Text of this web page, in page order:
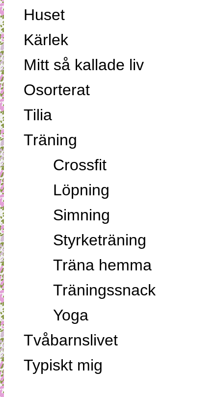
Huset
Kärlek
Mitt så kallade liv
Osorterat
Tilia
Träning
Crossfit
Löpning
Simning
Styrketräning
Träna hemma
Träningssnack
Yoga
Tvåbarnslivet
Typiskt mig